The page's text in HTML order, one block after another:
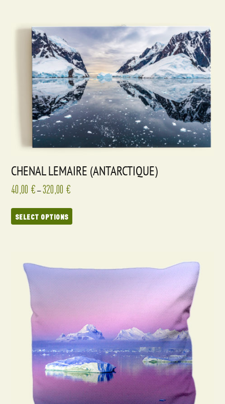
CHENAL LEMAIRE (ANTARCTIQUE)
40,00 € –320,00 €
SELECT OPTIONS